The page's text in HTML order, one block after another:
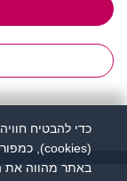
כדי להבטיח
(cookies), כמפורט בעמוד
באתר מהווה את